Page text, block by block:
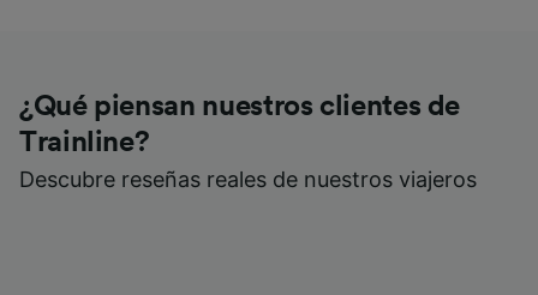
¿Qué piensan nuestros clientes de
Trainline?
Descubre reseñas reales de nuestros viajeros